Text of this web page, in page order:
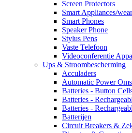
Screen Protectors
Smart Appliances/
Smart Phones
Speaker Phone
Stylus Pens
Vaste Telefoon
Videoconferentie
Ups & Stroombescherming
Acculaders
Automatic Power
Batteries - Button
Batteries -
Batteries -
Batterijen
Circuit Breakers &